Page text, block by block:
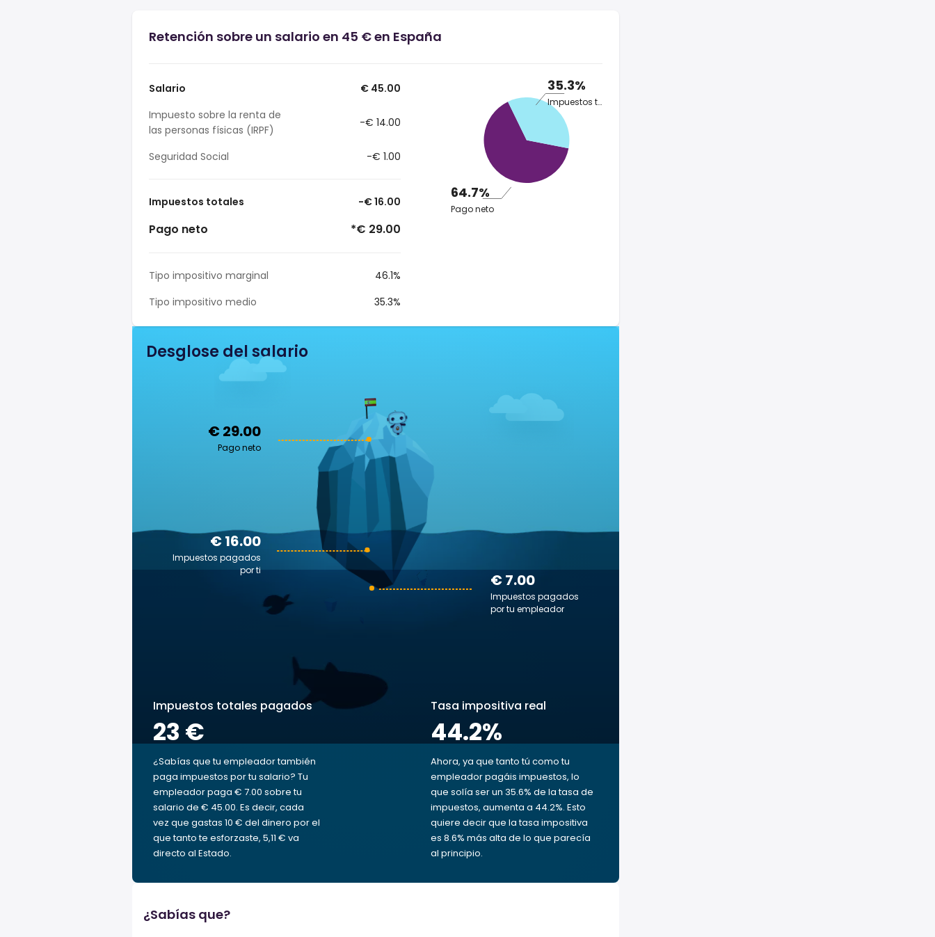
Retención sobre un salario en 45 € en España
Salario
€ 45.00
Impuesto sobre la renta de
las personas físicas (IRPF)
-€ 14.00
Seguridad Social -€ 1.00
Impuestos totales -€ 16.00
Pago neto *€ 29.00
Tipo impositivo marginal
46.1%
Tipo impositivo medio
35.3%
35.3%
Impuestos totales
64.7%
Pago neto
Desglose del salario
€ 29.00
Pago neto
€ 7.00
Impuestos pagados
por tu empleador
€ 16.00
Impuestos pagados
por ti
Impuestos totales pagados
23 €
¿Sabías que tu empleador también
paga impuestos por tu salario? Tu
empleador paga € 7.00 sobre tu
salario de € 45.00. Es decir, cada
vez que gastas 10 € del dinero por el
que tanto te esforzaste, 5,11 € va
directo al Estado.
Tasa impositiva real
44.2%
Ahora, ya que tanto tú como tu
empleador pagáis impuestos, lo
que solía ser un 35.6% de la tasa de
impuestos, aumenta a 44.2%. Esto
quiere decir que la tasa impositiva
es 8.6% más alta de lo que parecía
al principio.
¿Sabías que?